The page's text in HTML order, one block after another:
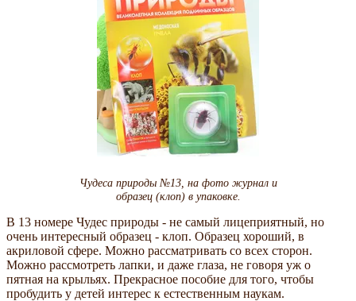
Чудеса природы №13, на фото журнал и
образец (клоп) в упаковке.
В 13 номере Чудес природы - не самый лицеприятный, но
очень интересный образец - клоп. Образец хороший, в
акриловой сфере. Можно рассматривать со всех сторон.
Можно рассмотреть лапки, и даже глаза, не говоря уж о
пятная на крыльях. Прекрасное пособие для того, чтобы
пробудить у детей интерес к естественным наукам.